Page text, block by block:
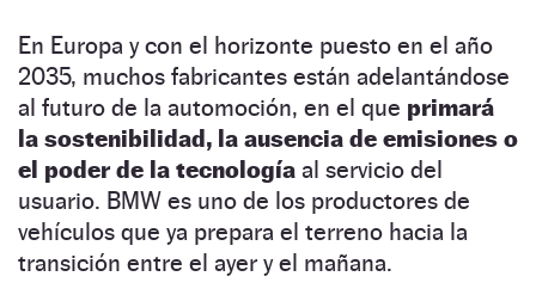
En Europa y con el horizonte puesto en el año
2035, muchos fabricantes están adelantándose
al futuro de la automoción, en el que primará
la sostenibilidad, la ausencia de emisiones o
el poder de la tecnología al servicio del
usuario. BMW es uno de los productores de
vehículos que ya prepara el terreno hacia la
transición entre el ayer y el mañana.